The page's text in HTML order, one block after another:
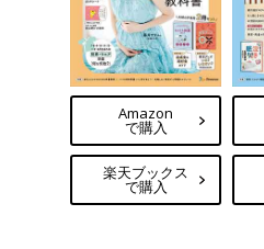
Amazon
で購入
楽天ブックス
で購入